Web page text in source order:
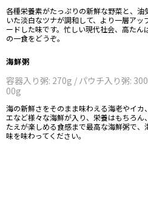
各種栄養素がたっぷりの新鮮な野菜と、油
いた淡白なツナが調和して、より一層アッ
ードした味です。忙しい現代社会、高たん
の一食をどうぞ。
海鮮粥
容器入り粥: 270g / パウチ入り粥:
00g
海の新鮮さをそのまま味わえる海老やイカ
エなど様々な海鮮が入り、栄養はもちろん
たえが楽しめる食感まで最高な海鮮粥で、
味を味わってください。